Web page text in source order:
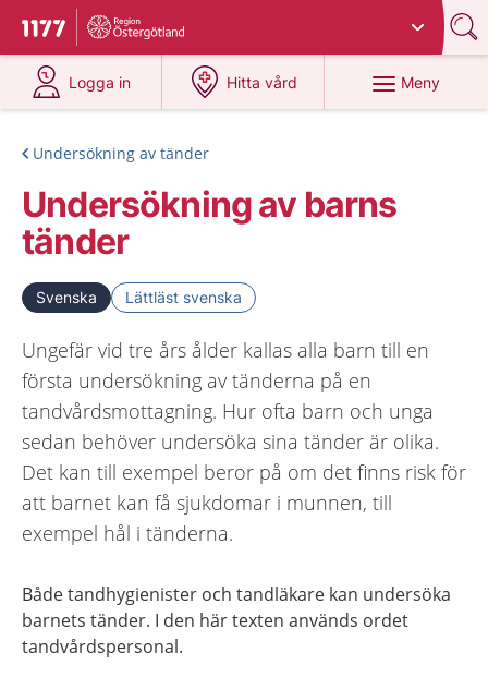
Till startsidan för 1177
Du har valt region
Logga in
på 1177.se
Hitta vård
på 1177.se
Meny
Undersökning av tänder
Undersökning av barns
tänder
Svenska Lättläst svenska
Ungefär vid tre års ålder kallas alla barn till en
första undersökning av tänderna på en
tandvårdsmottagning. Hur ofta barn och unga
sedan behöver undersöka sina tänder är olika.
Det kan till exempel beror på om det finns risk för
att barnet kan få sjukdomar i munnen, till
exempel hål i tänderna.
Både tandhygienister och tandläkare kan undersöka
barnets tänder. I den här texten används ordet
tandvårdspersonal.